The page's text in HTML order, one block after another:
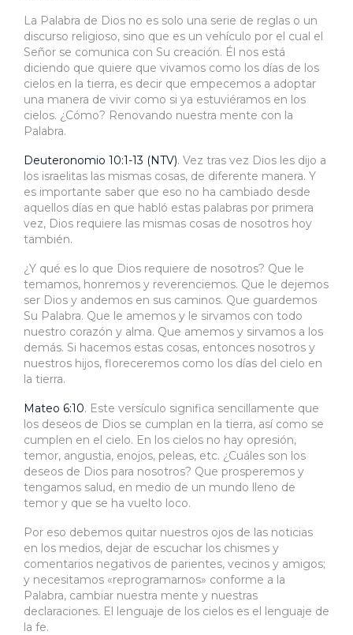
La Palabra de Dios no es solo una serie de reglas o un
discurso religioso, sino que es un vehículo por el cual el
Señor se comunica con Su creación. Él nos está
diciendo que quiere que vivamos como los días de los
cielos en la tierra, es decir que empecemos a adoptar
una manera de vivir como si ya estuviéramos en los
cielos. ¿Cómo? Renovando nuestra mente con la
Palabra.
Deuteronomio 10:1-13 (NTV). Vez tras vez Dios les dijo a
los israelitas las mismas cosas, de diferente manera. Y
es importante saber que eso no ha cambiado desde
aquellos días en que habló estas palabras por primera
vez, Dios requiere las mismas cosas de nosotros hoy
también.
¿Y qué es lo que Dios requiere de nosotros? Que le
temamos, honremos y reverenciemos. Que le dejemos
ser Dios y andemos en sus caminos. Que guardemos
Su Palabra. Que le amemos y le sirvamos con todo
nuestro corazón y alma. Que amemos y sirvamos a los
demás. Si hacemos estas cosas, entonces nosotros y
nuestros hijos, floreceremos como los días del cielo en
la tierra.
Mateo 6:10. Este versículo significa sencillamente que
los deseos de Dios se cumplan en la tierra, así como se
cumplen en el cielo. En los cielos no hay opresión,
temor, angustia, enojos, peleas, etc. ¿Cuáles son los
deseos de Dios para nosotros? Que prosperemos y
tengamos salud, en medio de un mundo lleno de
temor y que se ha vuelto loco.
Por eso debemos quitar nuestros ojos de las noticias
en los medios, dejar de escuchar los chismes y
comentarios negativos de parientes, vecinos y amigos;
y necesitamos «reprogramarnos» conforme a la
Palabra, cambiar nuestra mente y nuestras
declaraciones. El lenguaje de los cielos es el lenguaje de
la fe.